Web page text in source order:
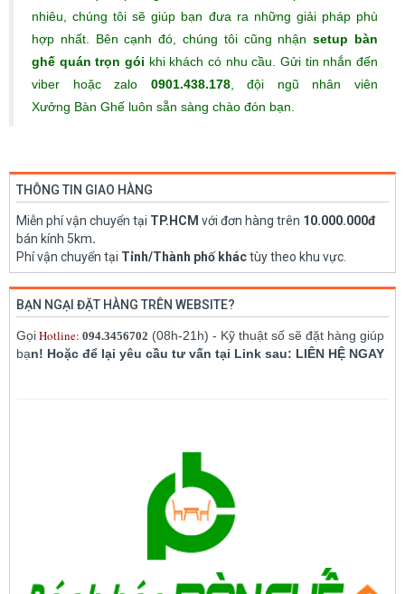
nhiêu, chúng tôi sẽ giúp bạn đưa ra những giải pháp phù
hợp nhất. Bên cạnh đó, chúng tôi cũng nhậnsetup bàn
ghế quán trọn gói khi khách có nhu cầu. Gửi tin nhắn đến
viber hoặc zalo 0901.438.178, đội ngũ nhân viên
Xưởng Bàn Ghế luôn sẵn sàng chào đón bạn.
THÔNG TIN GIAO HÀNG
Miễn phí vận chuyển tại TP.HCM với đơn hàng trên 10.000.000đ
bán kính 5km.
Phí vận chuyển tại Tỉnh/Thành phố kháctùy theo khu vực.
BẠN NGẠI ĐẶT HÀNG TRÊN WEBSITE?
GọiHotline: 094.3456702 (08h-21h) - Kỹ thuật số sẽ đặt hàng giúp
bạn! Hoặc để lại yêu cầu tư vấn tại Link sau: LIÊN HỆ NGAY